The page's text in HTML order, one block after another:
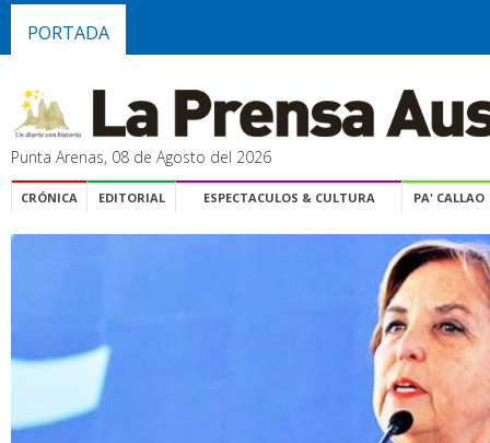
PORTADA
Punta Arenas, 08 de Agosto del 2026
CRÓNICA EDITORIAL ESPECTACULOS & CULTURA PA' CALLAO